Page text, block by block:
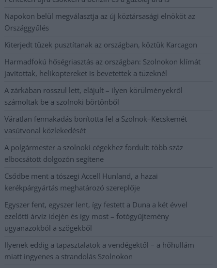
Napokon belül megválasztja az új köztársasági elnököt az
Országgyűlés
Kiterjedt tüzek pusztítanak az országban, köztük Karcagon
Harmadfokú hőségriasztás az országban: Szolnokon klímát
javítottak, helikoptereket is bevetettek a tüzeknél
A zárkában rosszul lett, elájult – ilyen körülményekről
számoltak be a szolnoki börtönből
Váratlan fennakadás borította fel a Szolnok–Kecskemét
vasútvonal közlekedését
A polgármester a szolnoki cégekhez fordult: több száz
elbocsátott dolgozón segítene
Csődbe ment a tószegi Accell Hunland, a hazai
kerékpárgyártás meghatározó szereplője
Egyszer fent, egyszer lent, így festett a Duna a két évvel
ezelőtti árvíz idején és így most – fotógyűjtemény
ugyanazokból a szögekből
Ilyenek eddig a tapasztalatok a vendégektől – a hőhullám
miatt ingyenes a strandolás Szolnokon